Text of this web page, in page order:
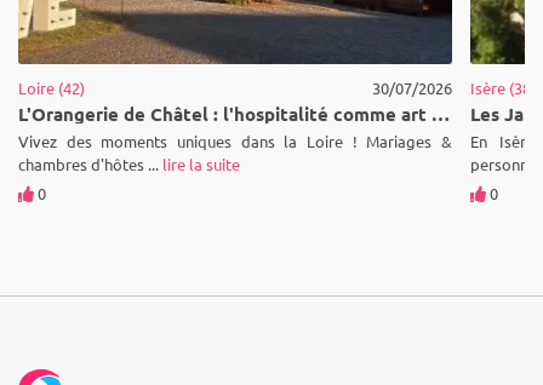
Loire (42) 30/07/2026
L'Orangerie de Châtel : l'hospitalité comme art de vivre au cœur de la Loire
Vivez des moments uniques dans la Loire ! Mariages &
chambres d'hôtes ... lire la suite
0
Isère (38)
En
0